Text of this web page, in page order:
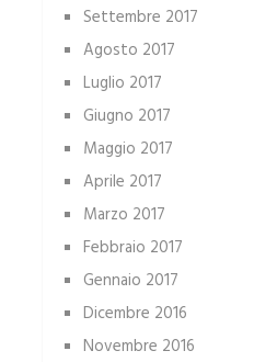
Settembre 2017
Agosto 2017
Luglio 2017
Giugno 2017
Maggio 2017
Aprile 2017
Marzo 2017
Febbraio 2017
Gennaio 2017
Dicembre 2016
Novembre 2016